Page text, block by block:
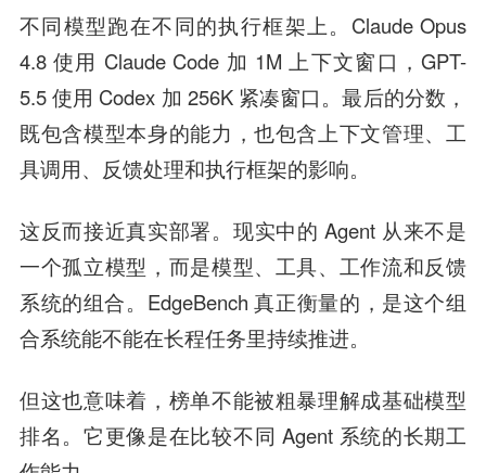
不同模型跑在不同的执行框架上。Claude Opus
4.8 使用 Claude Code 加 1M 上下文窗口，GPT-
5.5 使用 Codex 加 256K 紧凑窗口。最后的分数，
既包含模型本身的能力，也包含上下文管理、工
具调用、反馈处理和执行框架的影响。
这反而接近真实部署。现实中的 Agent 从来不是
一个孤立模型，而是模型、工具、工作流和反馈
系统的组合。EdgeBench 真正衡量的，是这个组
合系统能不能在长程任务里持续推进。
但这也意味着，榜单不能被粗暴理解成基础模型
排名。它更像是在比较不同 Agent 系统的长期工